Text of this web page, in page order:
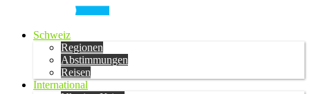
Schweiz
Regionen
Abstimmungen
Reisen
International